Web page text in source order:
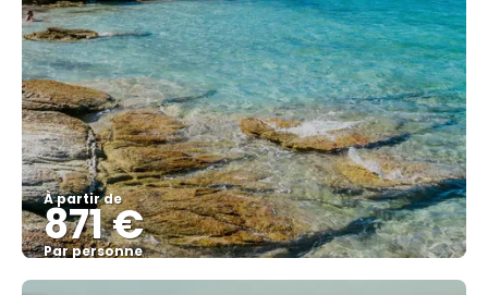
À partir de
871 €
Par personne
Afficher